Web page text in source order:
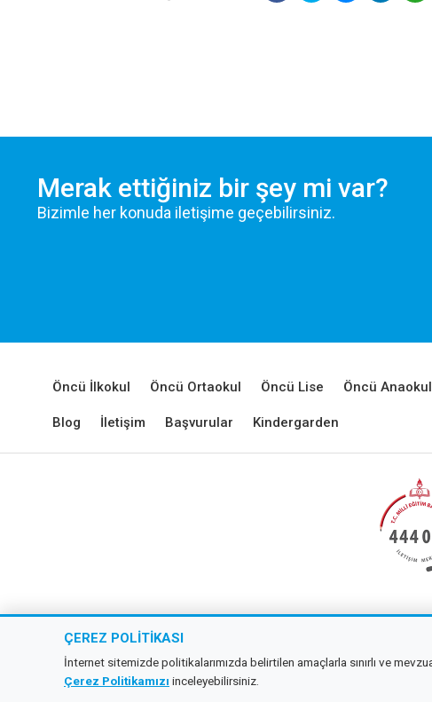
Merak ettiğiniz bir şey mi var?
Bizimle her konuda iletişime geçebilirsiniz.
Öncü İlkokul Öncü Ortaokul Öncü Lise Öncü
Blog İletişim Başvurular Kindergarden
ÇEREZ POLITIKASI
İnternet sitemizde politikalarımızda belirtilen amaçlarla sınırlı ve
Çerez Politikamızı inceleyebilirsiniz.